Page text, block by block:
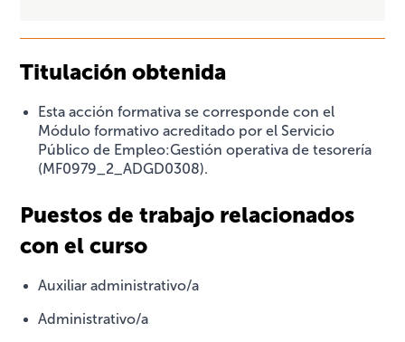
Titulación obtenida
Esta acción formativa se corresponde con el
Módulo formativo acreditado por el Servicio
Público de Empleo:Gestión operativa de tesorería
(MF0979_2_ADGD0308).
Puestos de trabajo relacionados
con el curso
Auxiliar administrativo/a
Administrativo/a